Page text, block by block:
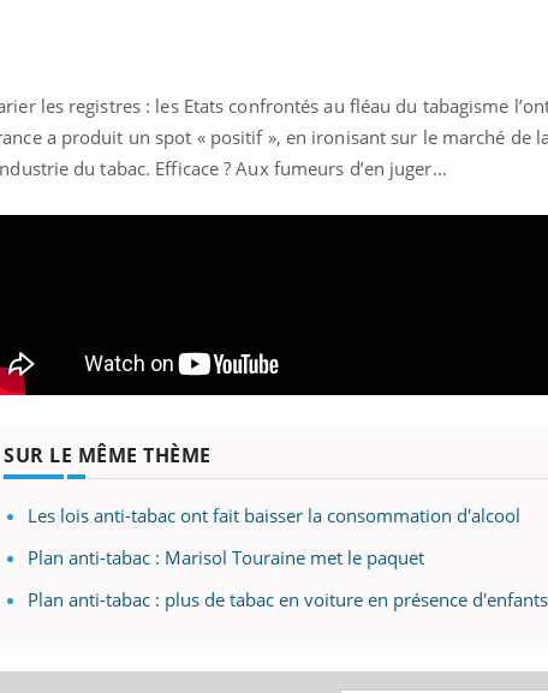
les registres : les Etats confrontés au fléau du tabagisme
a produit un spot « positif », en ironisant sur le marché de
du tabac. Efficace ? Aux fumeurs d’en juger…
SUR LE MÊME THÈME
Les lois anti-tabac ont fait baisser la consommation d'alcool
Plan anti-tabac : Marisol Touraine met le paquet
Plan anti-tabac : plus de tabac en voiture en présence d'enfants